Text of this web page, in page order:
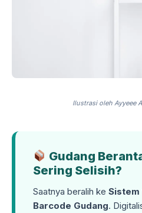
Ilustrasi oleh Ayyeee
Gudang
Sering Selisih?
Saatnya beralih ke Sistem
Barcode Gudang.